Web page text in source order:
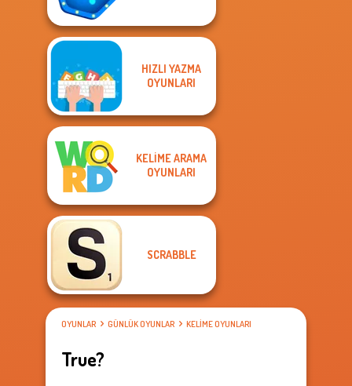
HIZLI YAZMA
OYUNLARI
KELIME ARAMA
OYUNLARI
SCRABBLE
OYUNLAR GÜNLÜK OYUNLAR KELIME OYUNLARI
True?